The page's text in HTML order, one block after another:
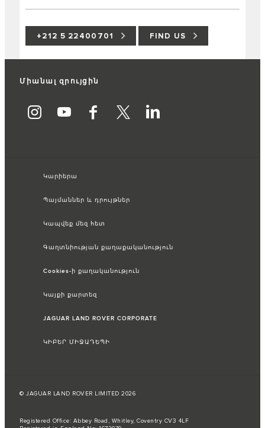
+212 5 22400701 FIND US
Միանալ զրույցին
Կարիերա
Պայմաններ և դրույթներ
Կապվեք մեզ հետ
Գաղտնիության քաղաքականություն
Cookies-ի քաղականություն
Կայքի քարտեզ
JAGUAR LAND ROVER CORPORATE
ԿԻԲԵՐ ՄԻՋԱԴԵՊԻ
© JAGUAR LAND ROVER LIMITED 2026
Registered Office: Abbey Road, Whitley, Coventry CV3 4LF